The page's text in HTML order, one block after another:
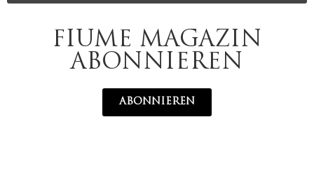
FIUME MAGAZIN
ABONNIEREN
ABONNIEREN